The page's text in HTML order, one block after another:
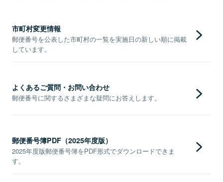
市町村変更情報
郵便番号を公表した市町村の一覧を実施日の新しい順に掲載
しています。
よくあるご質問・お問い合わせ
郵便番号に関するさまざまな疑問にお答えします。
郵便番号簿PDF（2025年度版）
2025年度版郵便番号簿をPDF形式でダウンロードできま
す。